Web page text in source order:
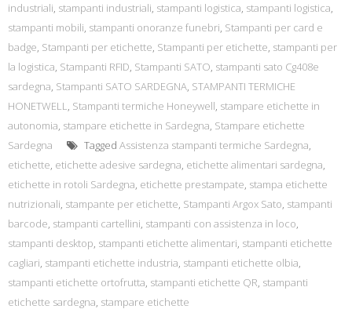
industriali, stampanti industriali, stampanti logistica, stampanti logistica,
stampanti mobili, stampanti onoranze funebri, Stampanti per card e
badge, Stampanti per etichette, Stampanti per etichette, stampanti per
la logistica, Stampanti RFID, Stampanti SATO, stampanti sato Cg408e
sardegna, Stampanti SATO SARDEGNA, STAMPANTI TERMICHE
HONETWELL, Stampanti termiche Honeywell, stampare etichette in
autonomia, stampare etichette in Sardegna, Stampare etichette
Sardegna
Tagged Assistenza stampanti termiche Sardegna,
etichette, etichette adesive sardegna, etichette alimentari sardegna,
etichette in rotoli Sardegna, etichette prestampate, stampa etichette
nutrizionali, stampante per etichette, Stampanti Argox Sato, stampanti
barcode, stampanti cartellini, stampanti con assistenza in loco,
stampanti desktop, stampanti etichette alimentari, stampanti etichette
cagliari, stampanti etichette industria, stampanti etichette olbia,
stampanti etichette ortofrutta, stampanti etichette QR, stampanti
etichette sardegna, stampare etichette